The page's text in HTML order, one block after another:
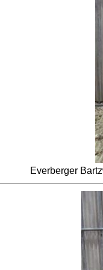
Everberger